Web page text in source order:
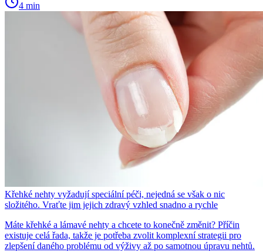
4 min
Křehké nehty vyžadují speciální péči, nejedná se však o nic
složitého. Vraťte jim jejich zdravý vzhled snadno a rychle
Máte křehké a lámavé nehty a chcete to konečně změnit? Příčin
existuje celá řada, takže je potřeba zvolit komplexní strategii pro
zlepšení daného problému od výživy až po samotnou úpravu nehtů.